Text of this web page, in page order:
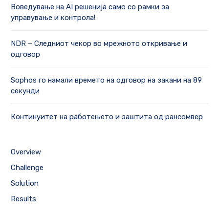
Воведување на AI решенија само со рамки за
управување и контрола!
NDR – Следниот чекор во мрежното откривање и
одговор
Sophos го намали времето на одговор на закани на 89
секунди
Континуитет на работењето и заштита од рансомвер
Overview
Challenge
Solution
Results